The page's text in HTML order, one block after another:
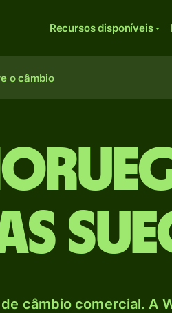
Recursos disponíveis
o câmbio
câmbio comercial. A